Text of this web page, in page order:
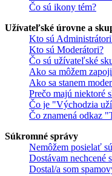
Čo sú ikony tém?
Užívateľské úrovne a
Kto sú
Kto sú Moderátori?
Čo sú užívateľské
Ako sa môžem
Ako sa stanem
Prečo majú niektoré
Čo je "Východzia
Čo znamená odkaz
Súkromné správy
Nemôžem posielať
Dostávam nechcené
Dostal/a som